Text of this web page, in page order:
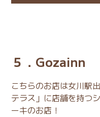
５．Gozainn
こちらのお店は女川駅
テラス」に店舗を持つ
ーキのお店！